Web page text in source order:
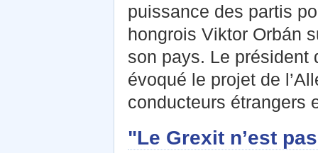
puissance des partis
hongrois Viktor Orbán
son pays. Le président
évoqué le projet de
conducteurs étrangers
"Le Grexit n’est